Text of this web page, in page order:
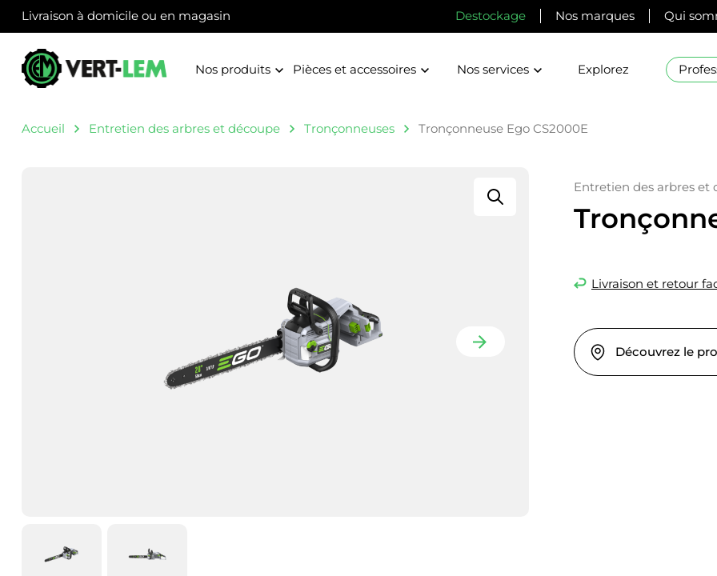
Livraison à domicile ou en magasin Destockage Nos marques Qui
Nos produits Pièces et accessoires Nos services Explorez
Accueil Entretien des arbres et découpe Tronçonneuses Tronçonneuse Ego CS2000E
Entretien des arbres et
Livraison et retour
Découvrez le